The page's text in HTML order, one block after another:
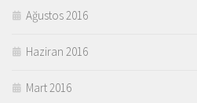
Ağustos 2016
Haziran 2016
Mart 2016